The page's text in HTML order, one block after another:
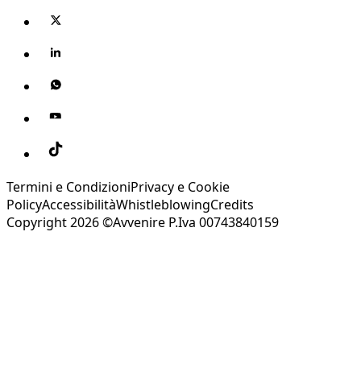
Termini e CondizioniPrivacy e Cookie
PolicyAccessibilitàWhistleblowingCredits
Copyright 2026 ©Avvenire P.Iva 00743840159